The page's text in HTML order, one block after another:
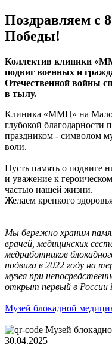
Поздравляем с
Победы!
Коллектив клиники
подвиг военных и
Отечественной войны
в тылу.
Клиника «ММЦ» на
глубокой благодарности
праздником - символом
воли.
Пусть память о подвиге
и уважение к
частью нашей жизни.
Желаем крепкого
Мы бережно храним
врачей, медицинских
медработников
подвига в 2022 году на
музея при
открыт первый в России
Музей блокадной
30.04.2025